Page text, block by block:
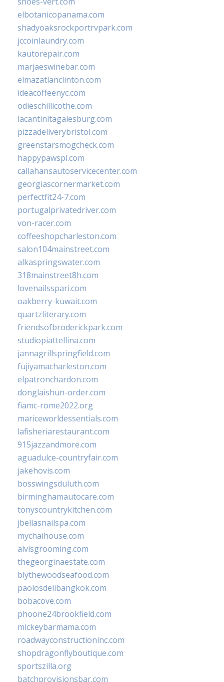
elbotanicopanama.com
shadyoaksrockportrvpark.com
jccoinlaundry.com
kautorepair.com
marjaeswinebar.com
elmazatlanclinton.com
ideacoffeenyc.com
odieschillicothe.com
lacantinitagalesburg.com
pizzadeliverybristol.com
greenstarsmogcheck.com
happypawspl.com
callahansautoservicecenter.com
georgiascornermarket.com
perfectfit24-7.com
portugalprivatedriver.com
von-racer.com
coffeeshopcharleston.com
salon104mainstreet.com
alkaspringswater.com
318mainstreet8h.com
lovenailsspari.com
oakberry-kuwait.com
quartzliterary.com
friendsofbroderickpark.com
studiopiattellina.com
jannagrillspringfield.com
fujiyamacharleston.com
elpatronchardon.com
donglaishun-order.com
fiamc-rome2022.org
mariceworldessentials.com
lafisheriarestaurant.com
915jazzandmore.com
aguadulce-countryfair.com
jakehovis.com
bosswingsduluth.com
birminghamautocare.com
tonyscountrykitchen.com
jbellasnailspa.com
mychaihouse.com
alvisgrooming.com
thegeorginaestate.com
blythewoodseafood.com
paolosdelibangkok.com
bobacove.com
phoone24brookfield.com
mickeybarmama.com
roadwayconstructioninc.com
shopdragonflyboutique.com
sportszilla.org
batchprovisionsbar.com